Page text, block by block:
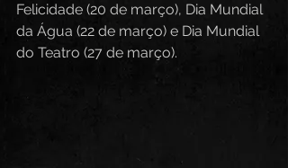
Felicidade (20 de março), Dia Mundial
da Água (22 de março) e Dia Mundial
do Teatro (27 de março).